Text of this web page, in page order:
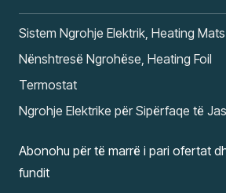
Sistem Ngrohje Elektrik, Heating Mats
Nënshtresë Ngrohëse, Heating Foil
Termostat
Ngrohje Elektrike për Sipërfaqe të
Abonohu për të marrë i pari ofertat
fundit